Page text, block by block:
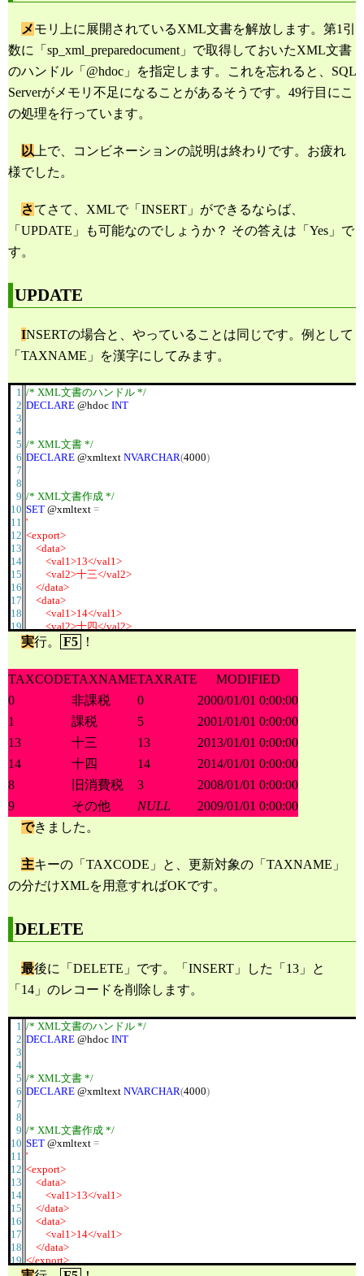
メモリ上に展開されているXML文書を解放します。第1引
数に「sp_xml_preparedocument」で取得しておいたXML文書
のハンドル「@hdoc」を指定します。これを忘れると、SQL
Serverがメモリ不足になることがあるそうです。49行目にこ
の処理を行っています。
以 上で、コンビネーションの説明は終わりです。お疲れ
様でした。
さてさて、XMLで「INSERT」ができるならば、
「UPDATE」も可能なのでしょうか？ その答えは「Yes」で
す。
UPDATE
INSERTの場合と、やっていることは同じです。例として
「TAXNAME」を漢字にしてみます。
1
2
3
4
5
6
7
8
9
10
11
12
13
14
15
16
17
18
19
20
21
23
25
26
28
29
30
31
33
34
35
37
38
39
42
43
45
46
47
/* XML文書のハンドル */
DECLARE @hdoc INT
/* XML文書 */
DECLARE @xmltext NVARCHAR(4000)
/* XML文書作成 */
SET @xmltext =
'
<export>
<data>
<val1>13</val1>
<val2>十三</val2>
</data>
<data>
<val1>14</val1>
<val2>十四</val2>
</data>
</export>
/* XML文書のハンドルを取得 */
sp_xml_preparedocument @hdocoutput, @xmltext
TAXCODE= val1,
TAX. TAXNAME
FROM
WITH (val1 VARCHAR(50), val2 VARCHAR(50 ))ox
WHERE
TAX.TAXCODE= ox.val1
/* XML文書を解放 */
EXEC sp_xml_removedocument@hdoc
/* 実行結果の確認 */
SELECT * FROMTAX
実行。 F5 ！
TAXCODETAXNAMETAXRATE
MODIFIED
0
非課税 0
2000/01/01 0:00:00
1
課税 5
2001/01/01 0:00:00
13
十三 13
2013/01/01 0:00:00
14
十四 14
2014/01/01 0:00:00
8
旧消費税 3
2008/01/01 0:00:00
9
その他 NULL
2009/01/01 0:00:00
できました。
主キーの「TAXCODE」と、更新対象の「TAXNAME」
の分だけXMLを用意すればOKです。
DELETE
最後に「DELETE」です。「INSERT」した「13」と
「14」のレコードを削除します。
1
2
3
4
5
6
7
8
9
10
11
12
13
14
15
16
17
18
19
20
/* XML文書のハンドル */
DECLARE @hdoc INT
/* XML文書 */
DECLARE @xmltext NVARCHAR(4000)
/* XML文書作成 */
SET @xmltext =
'
<export>
<data>
<val1>13</val1>
</data>
<data>
<val1>14</val1>
</data>
</export>
'